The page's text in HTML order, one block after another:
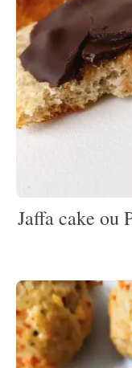
Jaffa cake ou